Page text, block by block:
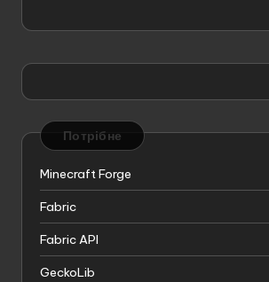
Потрібне
Minecraft Forge
Fabric
Fabric API
GeckoLib